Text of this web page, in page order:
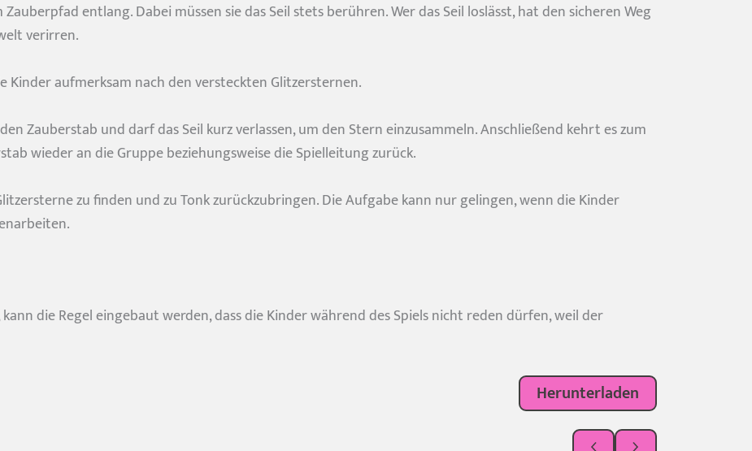
entlang. Dabei müssen sie das Seil stets berühren. Wer das Seil loslässt, hat den sicheren Weg
verirren.
Kinder aufmerksam nach den versteckten Glitzersternen.
Zauberstab und darf das Seil kurz verlassen, um den Stern einzusammeln. Anschließend kehrt es zum
wieder an die Gruppe beziehungsweise die Spielleitung zurück.
zu finden und zu Tonk zurückzubringen. Die Aufgabe kann nur gelingen, wenn die Kinder
die Regel eingebaut werden, dass die Kinder während des Spiels nicht reden dürfen, weil der
Herunterladen